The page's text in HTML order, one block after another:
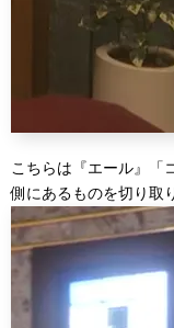
こちらは『エール』「
側にあるものを切り取